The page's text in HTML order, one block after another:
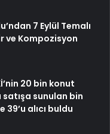
7 Eylül Temalı
ve Kompozisyon
20 bin konut
sunulan bin
alıcı buldu